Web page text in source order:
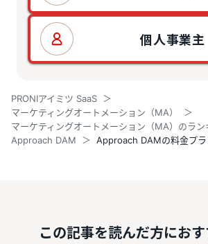
個人事業主
PRONIアイミツ SaaS
マーケティングオートメーション（MA）
マーケティングオートメーション（MA）のラン
Approach DAM
Approach DAMの料金プラ
この記事を読んだ方にお